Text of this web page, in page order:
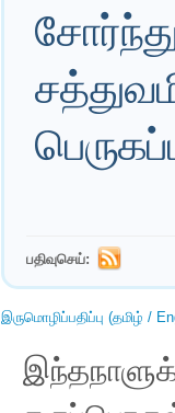
பதிவுசெய்:
இருமொழிப்பதிப்பு (தமிழ் /